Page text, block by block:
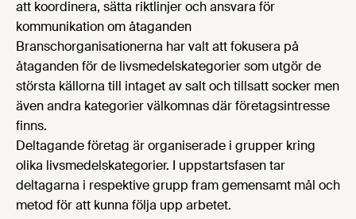
Åtagandet är öppet för företag som säljer
charkprodukter i Sverige och som vill bidra till en
fortsatt positiv utveckling.
Anslutna företag: Arla Foods, Norrmejerier,
Skånemejerier.
Åtagandet är öppet för företag som säljer sötade
smaksatta mjölkprodukter i Sverige och som vill
bidra till en fortsatt positiv utveckling.
att koordinera, sätta riktlinjer och ansvara för
kommunikation om åtaganden
Branschorganisationerna har valt att fokusera på
åtaganden för de livsmedelskategorier som utgör de
största källorna till intaget av salt och tillsatt socker men
även andra kategorier välkomnas där företagsintresse
finns.
Deltagande företag är organiserade i grupper kring
olika livsmedelskategorier. I uppstartsfasen tar
deltagarna i respektive grupp fram gemensamt mål och
metod för att kunna följa upp arbetet.